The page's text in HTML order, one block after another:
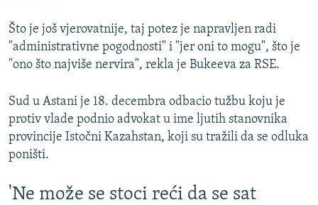
Što je još vjerovatnije, taj potez je napravljen radi
"administrativne pogodnosti" i "jer oni to mogu", što je
"ono što najviše nervira", rekla je Bukeeva za RSE.
Sud u Astani je 18. decembra odbacio tužbu koju je
protiv vlade podnio advokat u ime ljutih stanovnika
provincije Istočni Kazahstan, koji su tražili da se odluka
poništi.
'Ne može se stoci reći da se sat